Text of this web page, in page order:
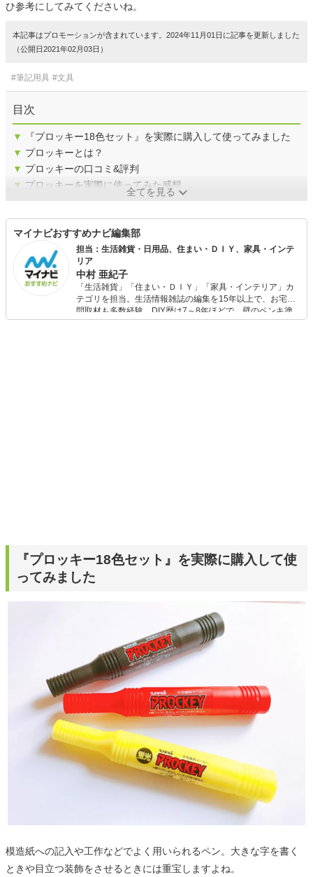
ひ参考にしてみてくださいね。
本記事はプロモーションが含まれています。2024年11月01日に記事を更新しました
（公開日2021年02月03日）
#筆記用具 #文具
目次
▼
『プロッキー18色セット』を実際に購入して使ってみました
▼ プロッキーとは？
▼ プロッキーの口コミ&評判
▼ プロッキーを実際に使ってみた感想
全てを見る
マイナビおすすめナビ編集部
担当：生活雑貨・日用品、住まい・ＤＩＹ、家具・インテ
リア
中村 亜紀子
「生活雑貨」「住まい・ＤＩＹ」「家具・インテリア」カ
テゴリを担当。生活情報雑誌の編集を15年以上で、お宅訪
問取材も多数経験。DIY歴は7～8年ほどで、壁のペンキ塗
りや壁紙チェンジなどもチャレンジ済み。初心者でもモノ
『プロッキー18色セット』を実際に購入して使
ってみました
模造紙への記入や工作などでよく用いられるペン。大きな字を書く
ときや目立つ装飾をさせるときには重宝しますよね。